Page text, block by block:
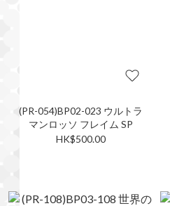
(PR-054)BP02-023 ウルトラ
マンロッソ フレイム SP
HK$500.00